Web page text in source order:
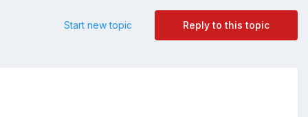
Reply to this topic
Start new topic